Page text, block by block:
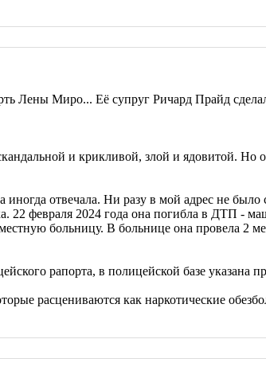
Лены Миро... Её супруг Ричард Прайд
и крикливой, злой и ядовитой. Но
отвечала. Ни разу в мой адрес не было
февраля 2024 года она погибла в ДТП -
больницу. В больнице она провела 2
рапорта, в полицейской базе
расцениваются как наркотические